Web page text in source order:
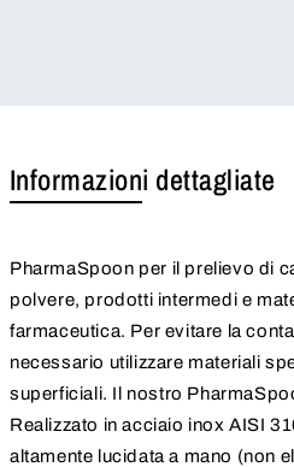
Informazioni dettagliate
PharmaSpoon per il prelievo di
polvere, prodotti intermedi e
farmaceutica. Per evitare la
necessario utilizzare materiali
superficiali. Il nostro
Realizzato in acciaio inox AISI
altamente lucidata a mano (non